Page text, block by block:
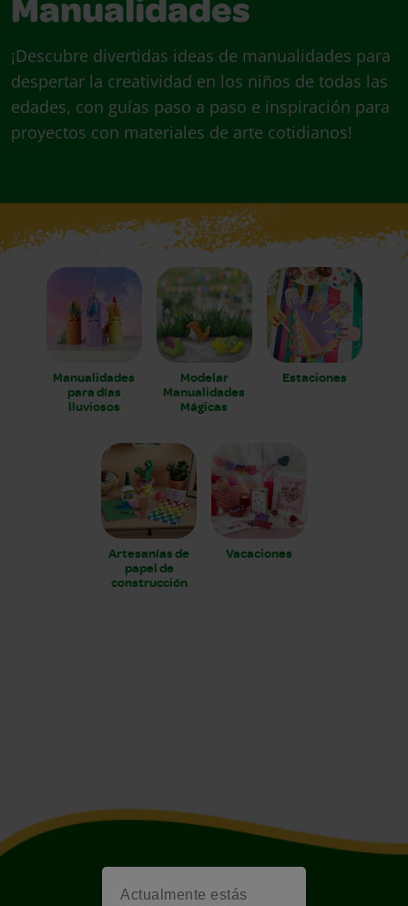
Actualmente estás
Manualidades
¡Descubre divertidas ideas de manualidades para
despertar la creatividad en los niños de todas las
edades, con guías paso a paso e inspiración para
proyectos con materiales de arte cotidianos!
Manualidades
para días
lluviosos
Modelar
Manualidades
Mágicas
Estaciones
Artesanías de
papel de
construcción
Vacaciones